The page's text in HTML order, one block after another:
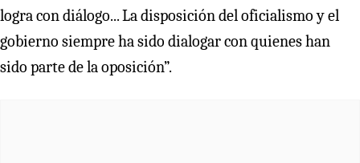
logra con diálogo... La disposición del oficialismo y el
gobierno siempre ha sido dialogar con quienes han
sido parte de la oposición”.